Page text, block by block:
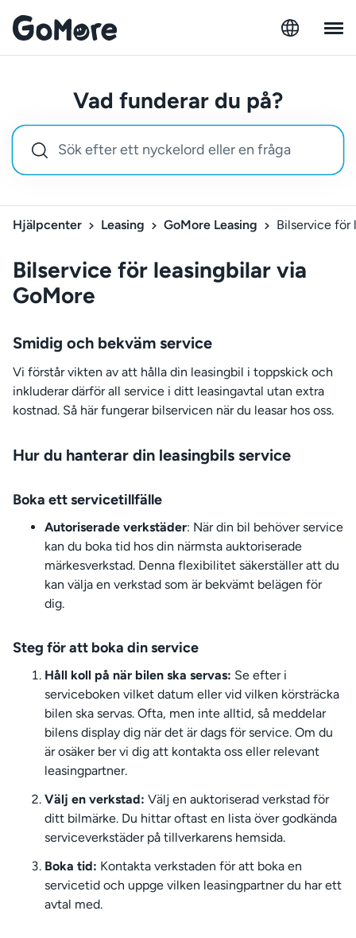
Vad funderar du på?
Hjälpcenter Leasing GoMore Leasing Bilservice för
Bilservice för leasingbilar via
GoMore
Smidig och bekväm service
Vi förstår vikten av att hålla din leasingbil i toppskick och
inkluderar därför all service i ditt leasingavtal utan extra
kostnad. Så här fungerar bilservicen när du leasar hos oss.
Hur du hanterar din leasingbils service
Boka ett servicetillfälle
Autoriserade verkstäder: När din bil behöver service
kan du boka tid hos din närmsta auktoriserade
märkesverkstad. Denna flexibilitet säkerställer att du
kan välja en verkstad som är bekvämt belägen för
dig.
Steg för att boka din service
Håll koll på när bilen ska servas: Se efter i
serviceboken vilket datum eller vid vilken körsträcka
bilen ska servas. Ofta, men inte alltid, så meddelar
bilens display dig när det är dags för service. Om du
är osäker ber vi dig att kontakta oss eller relevant
leasingpartner.
Välj en verkstad: Välj en auktoriserad verkstad för
ditt bilmärke. Du hittar oftast en lista över godkända
serviceverkstäder på tillverkarens hemsida.
Boka tid: Kontakta verkstaden för att boka en
servicetid och uppge vilken leasingpartner du har ett
avtal med.